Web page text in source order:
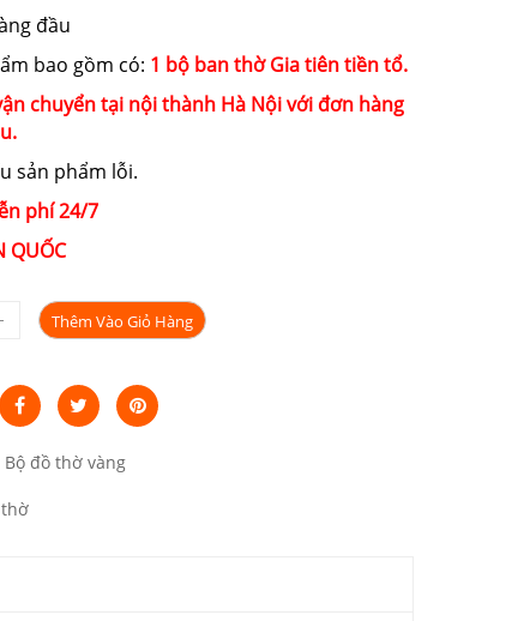
đầu
bao gồm có: 1 bộ ban thờ Gia tiên tiền tổ.
chuyển tại nội thành Hà Nội với đơn hàng
sản phẩm lỗi.
phí 24/7
QUỐC
Thêm Vào Giỏ Hàng
Bộ đồ thờ vàng